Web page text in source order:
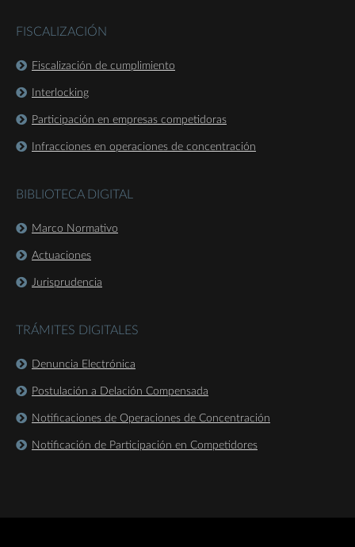
FISCALIZACIÓN
Fiscalización de cumplimiento
Interlocking
Participación en empresas competidoras
Infracciones en operaciones de concentración
BIBLIOTECA DIGITAL
Marco Normativo
Actuaciones
Jurisprudencia
TRÁMITES DIGITALES
Denuncia Electrónica
Postulación a Delación Compensada
Notificaciones de Operaciones de Concentración
Notificación de Participación en Competidores